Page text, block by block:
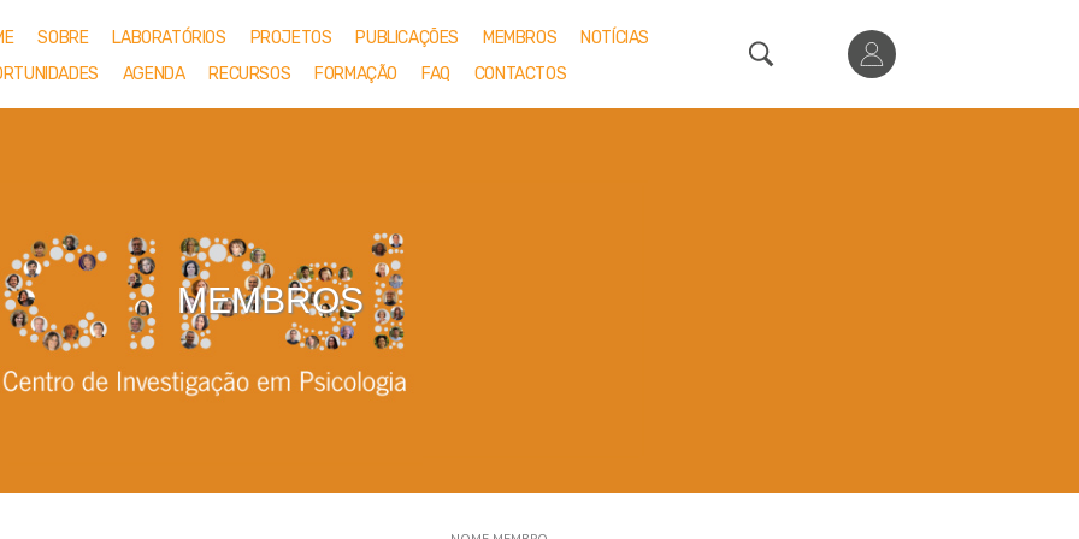
SOBRE LABORATÓRIOS PROJETOS PUBLICAÇÕES MEMBROS
NOTÍCIAS
AGENDA RECURSOS FORMAÇÃO FAQ CONTACTOS
MEMBROS